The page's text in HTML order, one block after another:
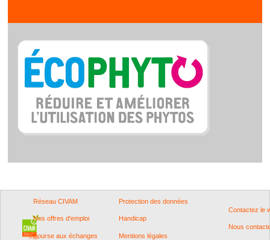
Réseau CIVAM
Nos offres d'emploi
Bourse aux échanges
Protection des données
Handicap
Mentions légales
Contactez le
Nous